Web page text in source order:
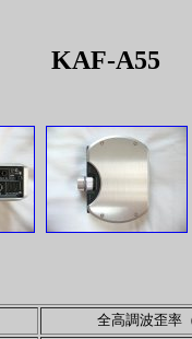
KAF-A55
全高調波歪率